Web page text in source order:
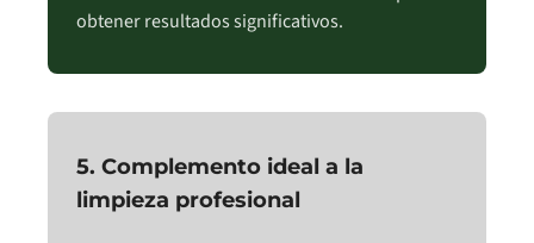
obtener resultados significativos.
5. Complemento ideal a la
limpieza profesional